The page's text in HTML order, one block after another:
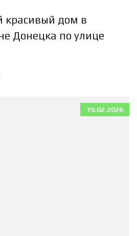
красивый дом в
Донецка по улице
19.02.2026